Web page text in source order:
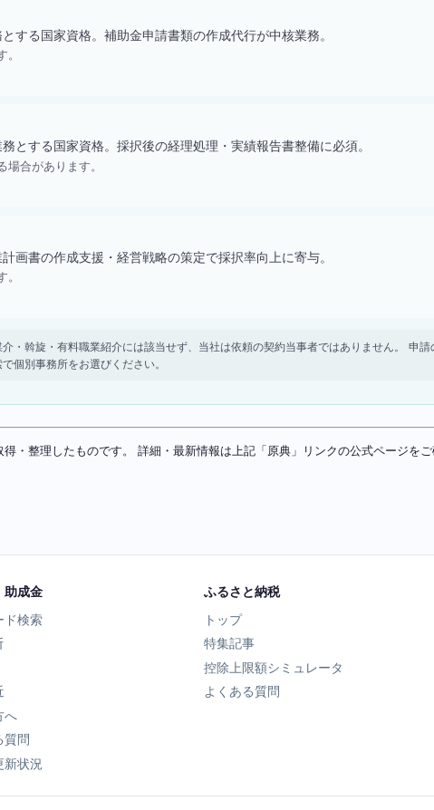
する国家資格。補助金申請書類の作成代行が中核業務。
とする国家資格。採択後の経理処理・実績報告書整備に必須。
合があります。
画書の作成支援・経営戦略の策定で採択率向上に寄与。
・斡旋・有料職業紹介には該当せず、当社は依頼の契約当事者ではありません。 申
個別事務所をお選びください。
・整理したものです。 詳細・最新情報は上記「原典」リンクの公式ページを
助成金
ド検索
へ
質問
新状況
ふるさと納税
トップ
特集記事
控除上限額シミュレータ
よくある質問